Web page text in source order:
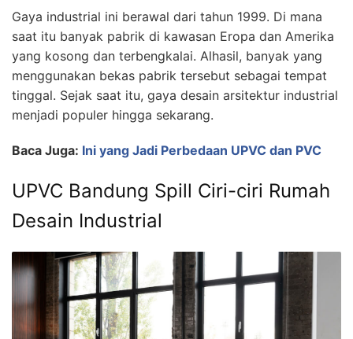
Gaya industrial ini berawal dari tahun 1999. Di mana
saat itu banyak pabrik di kawasan Eropa dan Amerika
yang kosong dan terbengkalai. Alhasil, banyak yang
menggunakan bekas pabrik tersebut sebagai tempat
tinggal. Sejak saat itu, gaya desain arsitektur industrial
menjadi populer hingga sekarang.
Baca Juga: Ini yang Jadi Perbedaan UPVC dan PVC
UPVC Bandung Spill Ciri-ciri Rumah
Desain Industrial